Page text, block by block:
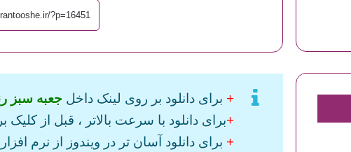
+ برای دانلود بر روی لینک داخل جعبه سبز
+برای دانلود با سرعت بالاتر ، قبل از کلیک
+ برای دانلود آسان تر در ویندوز از نرم افزار